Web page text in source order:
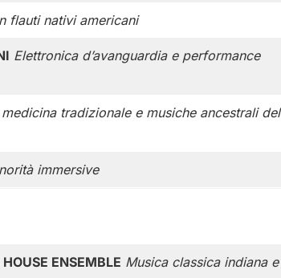
flauti nativi americani
Elettronica d’avanguardia e performance
tradizionale e musiche ancestrali del
immersive
ENSEMBLE Musica classica indiana e